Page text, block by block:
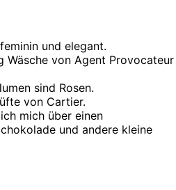
und elegant.
Wäsche von Agent Provocateur
sind Rosen.
von Cartier.
mich über einen
und andere kleine